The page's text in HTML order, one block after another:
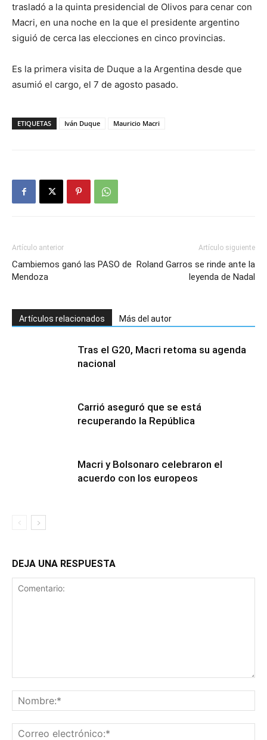
trasladó a la quinta presidencial de Olivos para cenar con
Macri, en una noche en la que el presidente argentino
siguió de cerca las elecciones en cinco provincias.
Es la primera visita de Duque a la Argentina desde que
asumió el cargo, el 7 de agosto pasado.
ETIQUETAS Iván Duque Mauricio Macri
Artículo anterior
Cambiemos ganó las PASO de
Mendoza
Artículo siguiente
Roland Garros se rinde ante la
leyenda de Nadal
Artículos relacionados Más del autor
Tras el G20, Macri retoma su agenda
nacional
Carrió aseguró que se está
recuperando la República
Macri y Bolsonaro celebraron el
acuerdo con los europeos
DEJA UNA RESPUESTA